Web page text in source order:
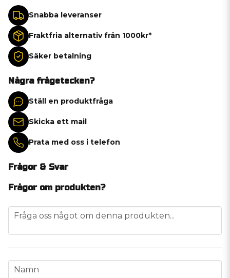
Snabba leveranser
Fraktfria alternativ från 1000kr*
Säker betalning
Några frågetecken?
Ställ en produktfråga
Skicka ett mail
Prata med oss i telefon
Frågor & Svar
Frågor om produkten?
question
Fråga oss något om denna produkten...
name
Namn